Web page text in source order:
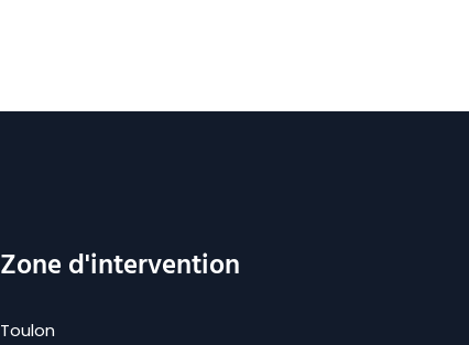
Zone d'intervention
Toulon